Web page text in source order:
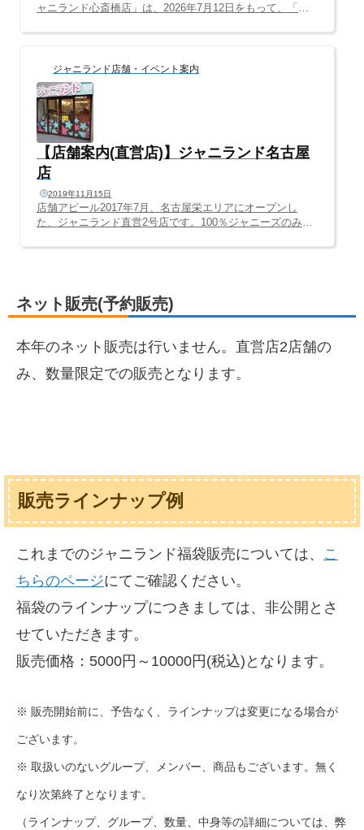
ャニランド心斎橋店」は、2026年7月12日をもって、「梅
りました。2015年、旧ジャニショ跡地に開店して以来、11
と見やすく、もっと掘り出し物が見つかるお店へ進化しま
す！引き続き、「ジャニランド/Plus K 梅田茶屋町店」への
ご来店、ご利用心よりお待ちしております。━━━━━━
━━━━━━━━━━━━━━ ジャニランド心斎橋より
皆さまへご報告━━━━━━━━━━━━━━━━━━━
━いつもジャニ...
ジャニランド店舗・イベント案内
【店舗案内(直営店)】ジャニランド名古屋
店
2019年11月15日
店舗アピール2017年7月、名古屋栄エリアにオープンし
た、ジャニランド直営2号店です。100％ジャニーズのみを
ジャニーズグッズのみ。ジャニーズのみに特化したからこ
レゴランド、ジブリ好きのジブリパーク。ジャニランド
は、ジャニーズファンの夢の国、ディズニーランドを目指
倍！嵐、関ジャニ∞、Hey!Say!JUMP、NEW...
ネット販売(予約販売)
本年のネット販売は行いません。直営店2店舗の
み、数量限定での販売となります。
販売ラインナップ例
これまでのジャニランド福袋販売については、 こ
ちらのページにてご確認ください。
福袋のラインナップにつきましては、非公開とさ
せていただきます。
販売価格：5000円～10000円(税込)となります。
※ 販売開始前に、予告なく、ラインナップは変更になる場合が
ございます。
※ 取扱いのないグループ、メンバー、商品もございます。無く
なり次第終了となります。
（ラインナップ、グループ、数量、中身等の詳細については、弊